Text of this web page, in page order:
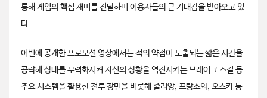
통해 게임의 핵심 재미를 전달하며 이용자들의 큰 기대감을 받아오고 있
다.
이번에 공개한 프로모션 영상에서는 적의 약점이 노출되는 짧은 시간을
공략해 상대를 무력화시켜 자신의 상황을 역전시키는 브레이크 스킬 등
주요 시스템을 활용한 전투 장면을 비롯해 줄리앙, 프랑소와, 오스카 등